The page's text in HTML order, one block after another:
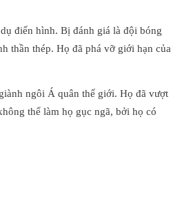
điển hình. Bị đánh giá là đội bóng
thần thép. Họ đã phá vỡ giới hạn của
ngôi Á quân thế giới. Họ đã vượt
thể làm họ gục ngã, bởi họ có